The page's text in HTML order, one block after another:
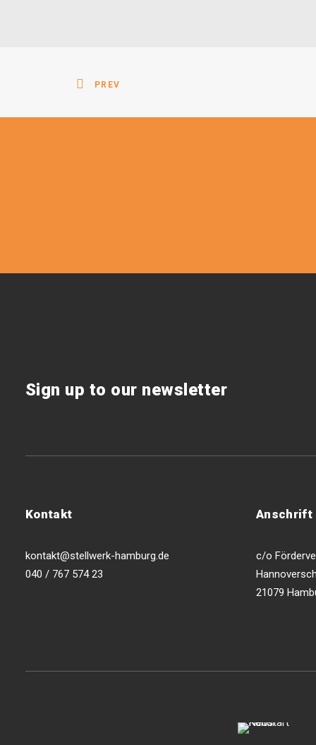
PREV
Sign up to our newsletter
Kontakt
kontakt@stellwerk-hamburg.de
040 / 767 574 23
Anschrift
c/o
21079